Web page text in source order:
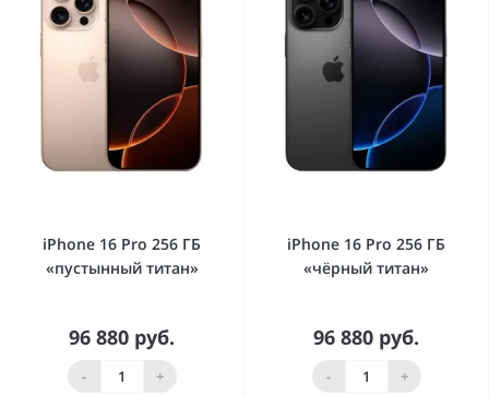
iPhone 16 Pro 256 ГБ
«пустынный титан»
96 880 руб.
- +
iPhone 16 Pro 256 ГБ
«чёрный титан»
96 880 руб.
- +